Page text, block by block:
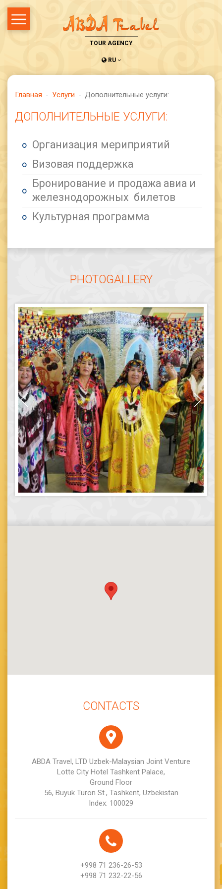
TOUR AGENCY
RU
Главная Услуги Дополнительные услуги:
ДОПОЛНИТЕЛЬНЫЕ УСЛУГИ:
Организация мериприятий
Визовая поддержка
Бронирование и продажа авиа и
железнодорожных билетов
Культурная программа
PHOTOGALLERY
CONTACTS
ABDA Travel, LTD Uzbek-Malaysian Joint Venture
Lotte City Hotel Tashkent Palace,
Ground Floor
56, Buyuk Turon St., Tashkent, Uzbekistan
Index: 100029
+998 71 236-26-53
+998 71 232-22-56